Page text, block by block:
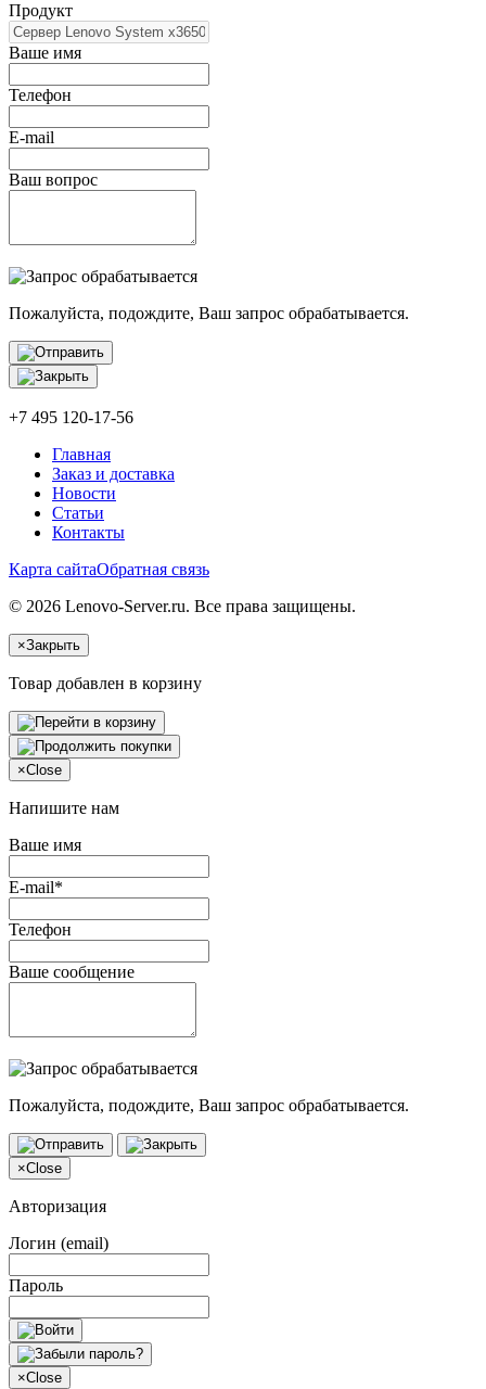
Продукт
Ваше имя
Телефон
E-mail
Ваш вопрос
Пожалуйста, подождите, Ваш запрос обрабатывается.
+7 495 120-17-56
Главная
Заказ и доставка
Новости
Статьи
Контакты
Карта сайтаОбратная связь
© 2026 Lenovo-Server.ru. Все права защищены.
×Закрыть
Товар добавлен в корзину
×Close
Напишите нам
Ваше имя
E-mail*
Телефон
Ваше сообщение
Пожалуйста, подождите, Ваш запрос обрабатывается.
×Close
Авторизация
Логин (email)
Пароль
×Close